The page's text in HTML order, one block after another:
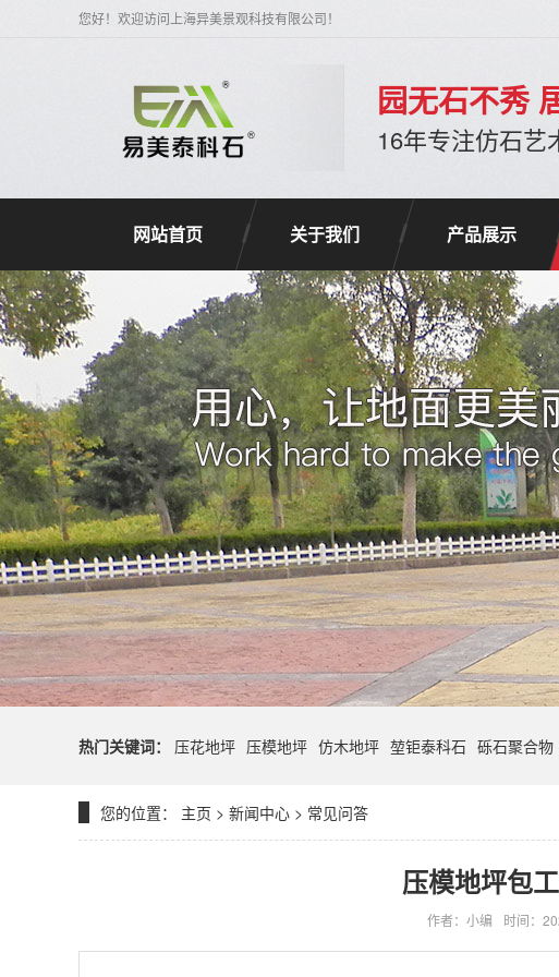
您好！欢迎访问上海异美景观科技有限公司！
园无石不秀
16年专注仿石艺
网站首页 关于我们 产品展示
热门关键词： 压花地坪 压模地坪 仿木地坪 堃钜泰科石 砾石聚合物
您的位置： 主页 > 新闻中心 > 常见问答
压模地坪包
作者：小编 时间：